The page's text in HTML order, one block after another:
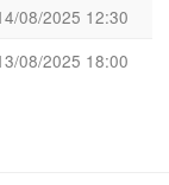
08/2025 12:30
08/2025 18:00